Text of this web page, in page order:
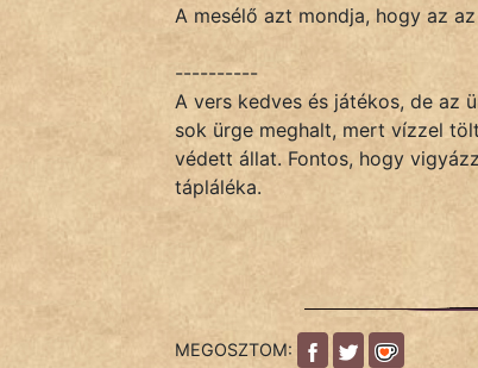
Vers
KÖZMONDÁS
A mesélő azt mondja, hogy az
----------
A vers kedves és játékos, de az
sok ürge meghalt, mert vízzel
védett állat. Fontos, hogy
tápláléka.
MEGOSZTOM: